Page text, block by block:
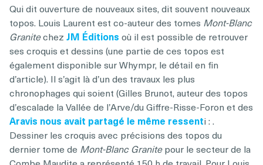
Qui dit ouverture de nouveaux sites, dit souvent nouveaux
topos. Louis Laurent est co-auteur des tomes Mont-Blanc
Granitechez JM Éditions où il est possible de retrouver
ses croquis et dessins (une partie de ces topos est
également disponible sur Whympr, le détail en fin
d’article). Il s’agit là d’un des travaux les plus
chronophages qui soient (Gilles Brunot, auteur des topos
d’escalade la Vallée de l’Arve/du Giffre-Risse-Foron et des
Aravis nous avait partagé le même ressenti :.
Dessiner les croquis avec précisions des topos du
dernier tome de Mont-Blanc Granitepour le secteur de la